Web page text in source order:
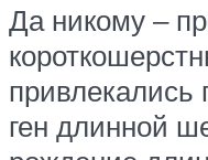
Да никому ‒
привлекались
ген длинной